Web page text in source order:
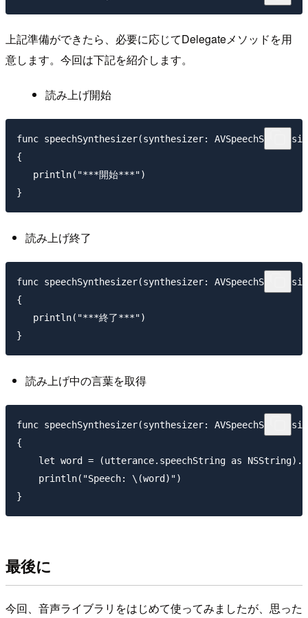
上記準備ができたら、必要に応じてDelegateメソッドを用
意します。今回は下記を紹介します。
読み上げ開始
func speechSynthesizer(synthesizer:
{
   println("***開始***")
読み上げ終了
func speechSynthesizer(synthesizer:
{
   println("***終了***")
読み上げ中の言葉を取得
func speechSynthesizer(synthesizer:
{
let word = (utterance.speechString as
    println("Speech: \(word)")
最後に
今回、音声ライブラリをはじめて使ってみましたが、思った